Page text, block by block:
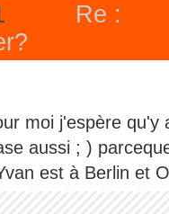
Re :
moi j'espère qu'y
aussi ; )
est à Berlin et